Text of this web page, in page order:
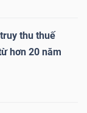
thu thuế
hơn 20 năm